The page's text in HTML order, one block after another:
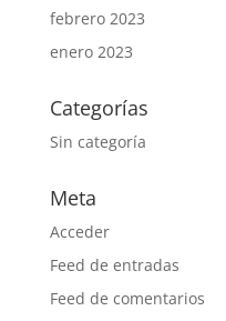
febrero 2023
enero 2023
Categorías
Sin categoría
Meta
Acceder
Feed de entradas
Feed de comentarios